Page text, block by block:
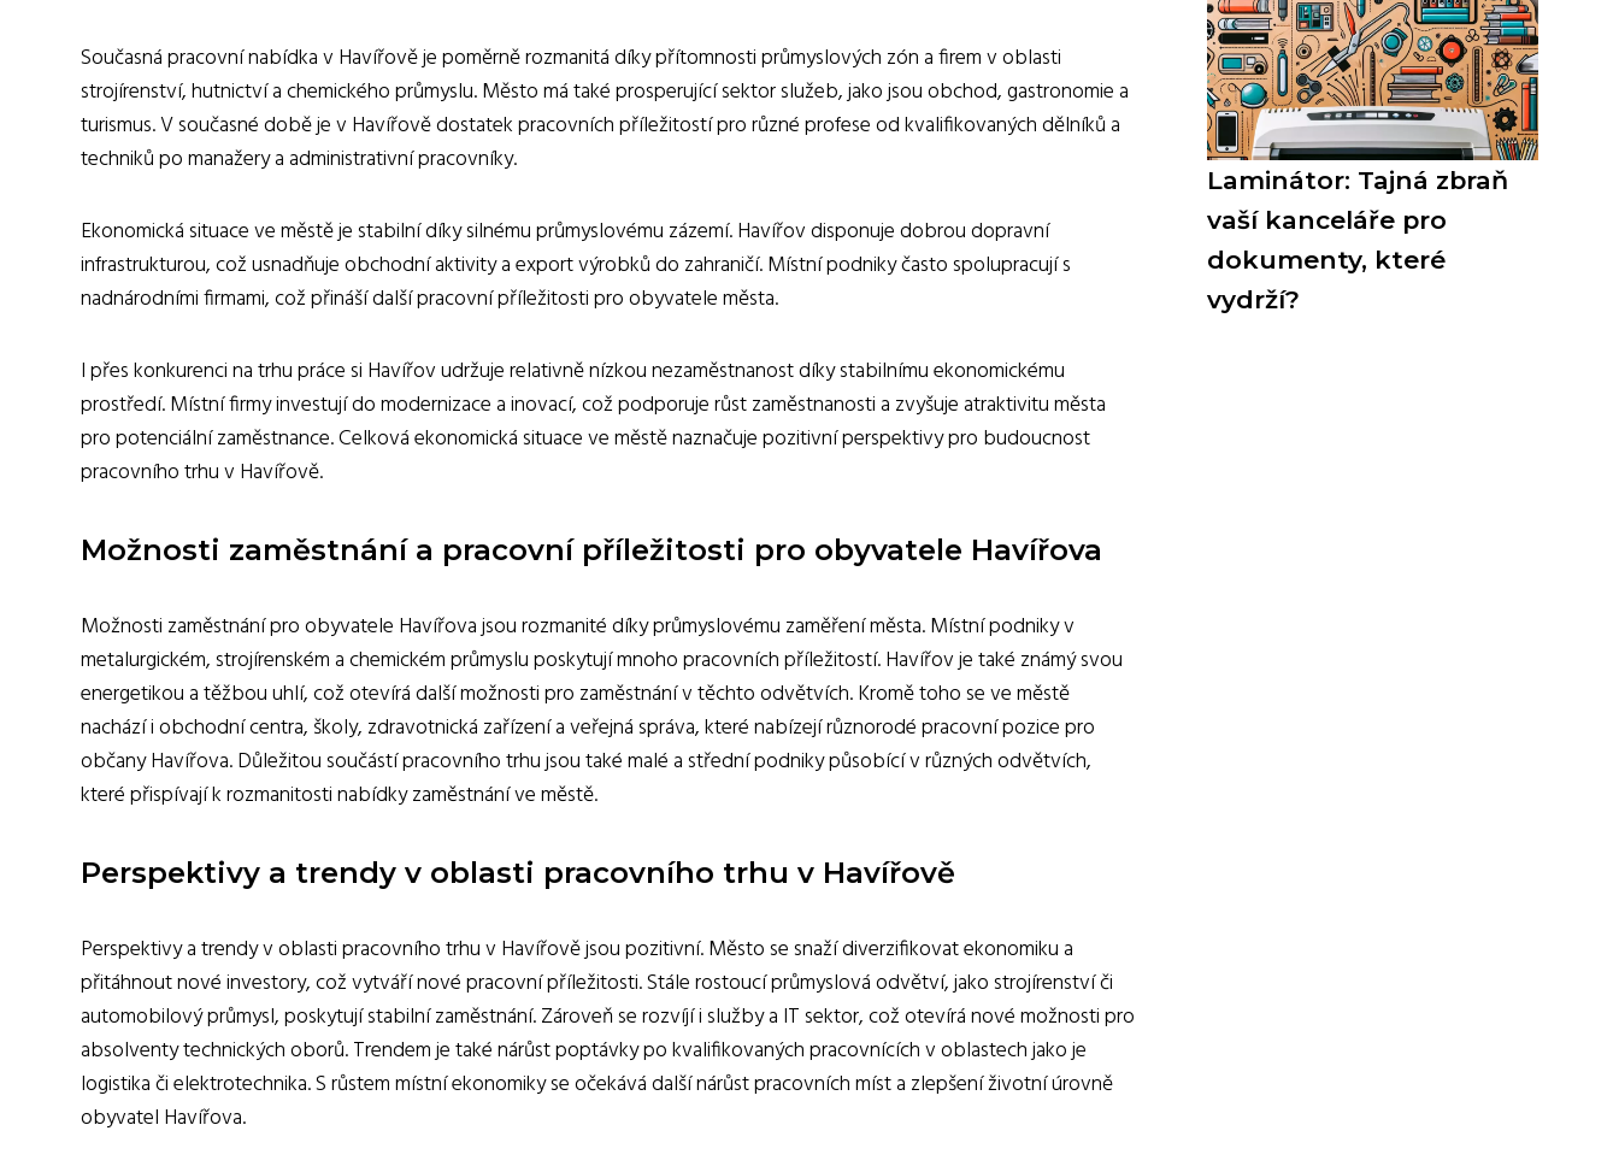
Současná pracovní nabídka v Havířově je poměrně rozmanitá díky přítomnosti průmyslových zón a firem v oblasti
strojírenství, hutnictví a chemického průmyslu. Město má také prosperující sektor služeb, jako jsou obchod, gastronomie a
turismus. V současné době je v Havířově dostatek pracovních příležitostí pro různé profese od kvalifikovaných dělníků a
techniků po manažery a administrativní pracovníky.
Ekonomická situace ve městě je stabilní díky silnému průmyslovému zázemí. Havířov disponuje dobrou dopravní
infrastrukturou, což usnadňuje obchodní aktivity a export výrobků do zahraničí. Místní podniky často spolupracují s
nadnárodními firmami, což přináší další pracovní příležitosti pro obyvatele města.
I přes konkurenci na trhu práce si Havířov udržuje relativně nízkou nezaměstnanost díky stabilnímu ekonomickému
prostředí. Místní firmy investují do modernizace a inovací, což podporuje růst zaměstnanosti a zvyšuje atraktivitu města
pro potenciální zaměstnance. Celková ekonomická situace ve městě naznačuje pozitivní perspektivy pro budoucnost
pracovního trhu v Havířově.
Možnosti zaměstnání a pracovní příležitosti pro obyvatele Havířova
Možnosti zaměstnání pro obyvatele Havířova jsou rozmanité díky průmyslovému zaměření města. Místní podniky v
metalurgickém, strojírenském a chemickém průmyslu poskytují mnoho pracovních příležitostí. Havířov je také známý svou
energetikou a těžbou uhlí, což otevírá další možnosti pro zaměstnání v těchto odvětvích. Kromě toho se ve městě
nachází i obchodní centra, školy, zdravotnická zařízení a veřejná správa, které nabízejí různorodé pracovní pozice pro
občany Havířova. Důležitou součástí pracovního trhu jsou také malé a střední podniky působící v různých odvětvích,
které přispívají k rozmanitosti nabídky zaměstnání ve městě.
Perspektivy a trendy v oblasti pracovního trhu v Havířově
Perspektivy a trendy v oblasti pracovního trhu v Havířově jsou pozitivní. Město se snaží diverzifikovat ekonomiku a
přitáhnout nové investory, což vytváří nové pracovní příležitosti. Stále rostoucí průmyslová odvětví, jako strojírenství či
automobilový průmysl, poskytují stabilní zaměstnání. Zároveň se rozvíjí i služby a IT sektor, což otevírá nové možnosti pro
absolventy technických oborů. Trendem je také nárůst poptávky po kvalifikovaných pracovnících v oblastech jako je
logistika či elektrotechnika. S růstem místní ekonomiky se očekává další nárůst pracovních míst a zlepšení životní úrovně
obyvatel Havířova.
Laminátor: Tajná zbraň
vaší kanceláře pro
dokumenty, které
vydrží?